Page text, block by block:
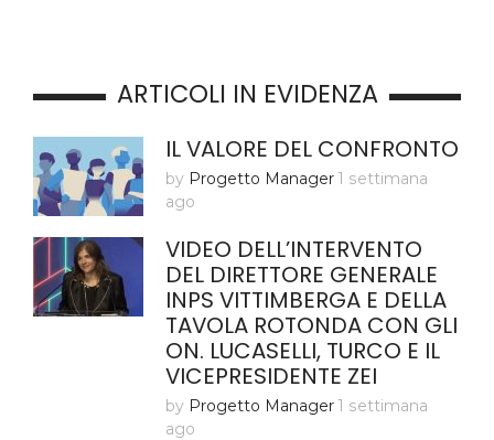
ARTICOLI IN EVIDENZA
IL VALORE DEL CONFRONTO
by Progetto Manager 1 settimana
ago
VIDEO DELL’INTERVENTO
DEL DIRETTORE GENERALE
INPS VITTIMBERGA E DELLA
TAVOLA ROTONDA CON GLI
ON. LUCASELLI, TURCO E IL
VICEPRESIDENTE ZEI
by Progetto Manager 1 settimana
ago